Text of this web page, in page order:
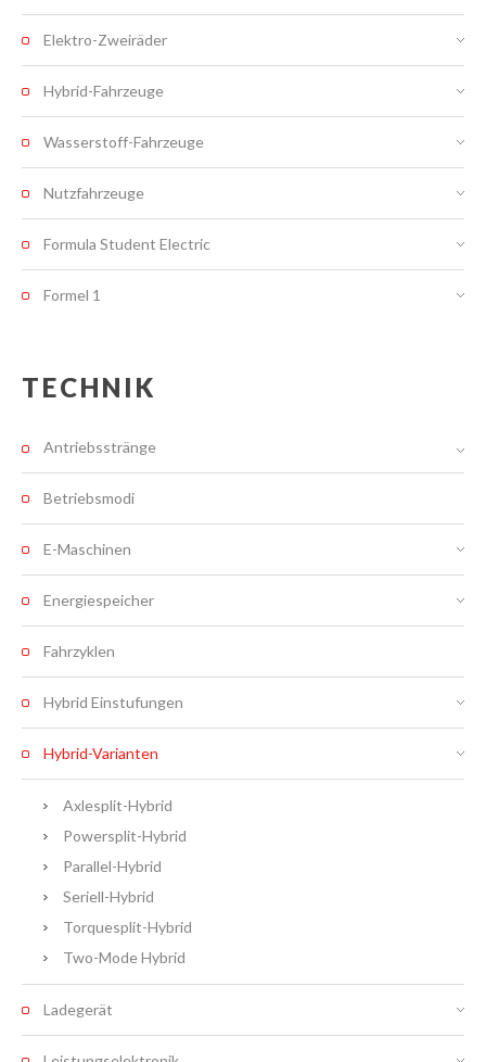
Elektro-Zweiräder
Hybrid-Fahrzeuge
Wasserstoff-Fahrzeuge
Nutzfahrzeuge
Formula Student Electric
Formel 1
TECHNIK
Antriebsstränge
Betriebsmodi
E-Maschinen
Energiespeicher
Fahrzyklen
Hybrid Einstufungen
Hybrid-Varianten
Axlesplit-Hybrid
Powersplit-Hybrid
Parallel-Hybrid
Seriell-Hybrid
Torquesplit-Hybrid
Two-Mode Hybrid
Ladegerät